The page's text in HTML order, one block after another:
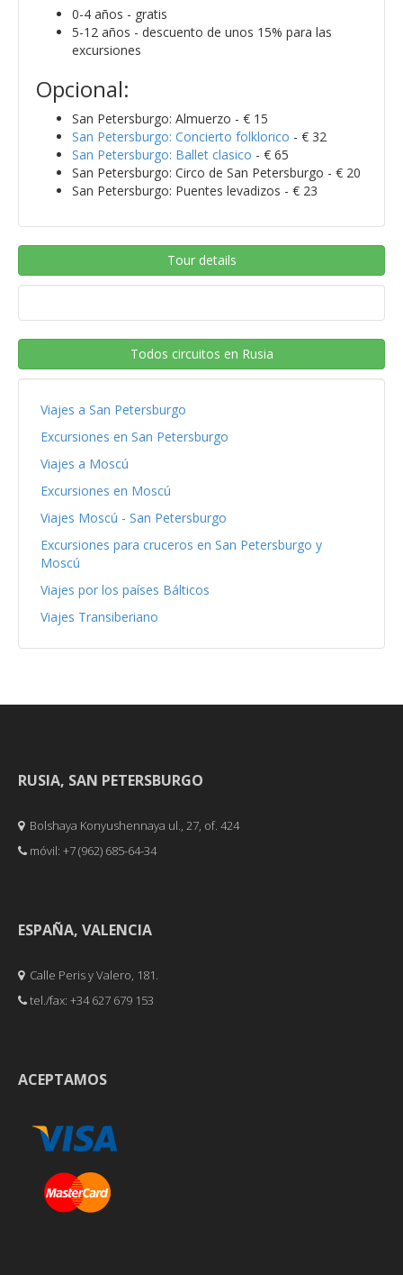
0-4 años - gratis
5-12 años - descuento de unos 15% para las
excursiones
Opcional:
San Petersburgo: Almuerzo - € 15
San Petersburgo: Concierto folklorico - € 32
San Petersburgo: Ballet clasico - € 65
San Petersburgo: Circo de San Petersburgo - € 20
San Petersburgo: Puentes levadizos - € 23
Tour details
Todos circuitos en Rusia
Viajes a San Petersburgo
Excursiones en San Petersburgo
Viajes a Moscú
Excursiones en Moscú
Viajes Moscú - San Petersburgo
Excursiones para cruceros en San Petersburgo y
Moscú
Viajes por los países Bálticos
Viajes Transiberiano
RUSIA, SAN PETERSBURGO
Bolshaya Konyushennaya ul., 27, of. 424
móvil: +7 (962) 685-64-34
ESPAÑA, VALENCIA
Calle Peris y Valero, 181.
tel./fax: +34 627 679 153
ACEPTAMOS